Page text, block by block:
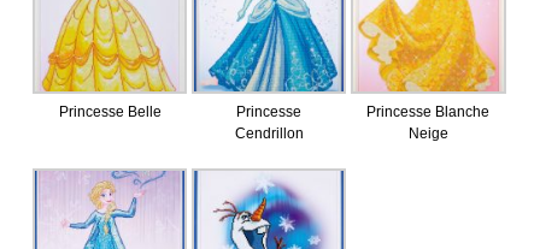
Princesse Belle
Princesse
Cendrillon
Princesse Blanche
Neige